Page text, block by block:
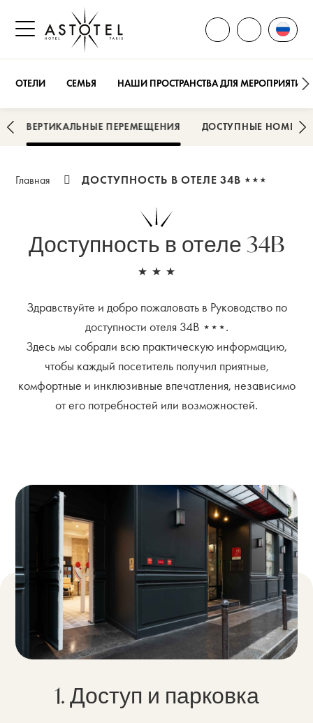
Открыть боковое меню
ОТКРЫТЬ ВСЕ
ОТЕЛИ СЕМЬЯ НАШИ ПРОСТРАНСТВА ДЛЯ МЕРОПРИЯТИЙ
ВЕРТИКАЛЬНЫЕ ПЕРЕМЕЩЕНИЯ ДОСТУПНЫЕ НОМЕРА
Главная ДОСТУПНОСТЬ В ОТЕЛЕ 34B ⋆⋆⋆
Доступность в отеле 34B
⋆⋆⋆
Здравствуйте и добро пожаловать в Руководство по
доступности отеля 34B ⋆⋆⋆.
Здесь мы собрали всю практическую информацию,
чтобы каждый посетитель получил приятные,
комфортные и инклюзивные впечатления, независимо
от его потребностей или возможностей.
1. Доступ и парковка